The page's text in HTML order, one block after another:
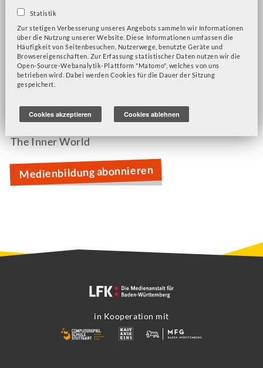
Medienbildung
Statistik
Zur stetigen Verbesserung unseres Angebots sammeln wir Informationen
über die Nutzung unserer Website. Diese Informationen umfassen die
Häufigkeit von Seitenbesuchen, Nutzerwege, benutzte Geräte und
Browsereigenschaften. Zur Erfassung statistischer Daten nutzen wir die
Open-Source-Webanalytik-Plattform "Matomo", welches von uns
betrieben wird. Dabei werden Cookies für die Dauer der Sitzung
gespeichert.
Cookies akzeptieren Cookies ablehnen
The Legend of Zelda - Immersion durch Musik in
Videospielen
Dear Esther
Braid
The Inner World
Medienbildung abonnieren
in Kooperation mit